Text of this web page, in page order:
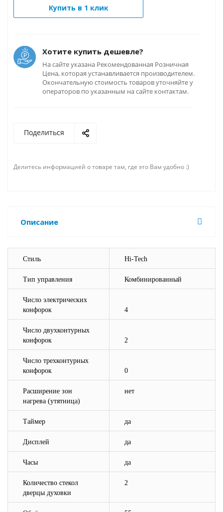
Купить в 1 клик
Хотите купить дешевле?
На сайте указана Рекомендованная Розничная
Цена, которая устанавливается производителем.
Окончательную стоимость товаров уточняйте у
операторов по указанным на сайте контактам.
Поделиться
Делитесь информацией о товаре там, где это Вам удобно :)
Описание
Стиль Hi-Tech
Тип управления Комбинированный
Число электрических
конфорок
4
Число двухконтурных
конфорок
2
Число трехконтурных
конфорок
0
Расширение зон
нагрева (утятница)
нет
Таймер да
Дисплей да
Часы да
Количество стекол
дверцы духовки
2